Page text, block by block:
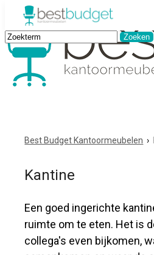
Best Budget Kantoormeubelen ›
Kantine
Een goed ingerichte
ruimte om te eten. Het is
collega's even bijkomen,